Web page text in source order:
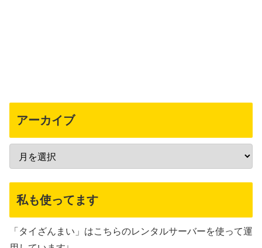
アーカイブ
私も使ってます
「タイざんまい」はこちらのレンタルサーバーを使って運